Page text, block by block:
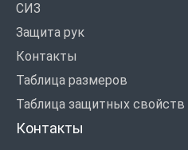
СИЗ
Защита рук
Контакты
Таблица размеров
Таблица защитных свойств
Контакты